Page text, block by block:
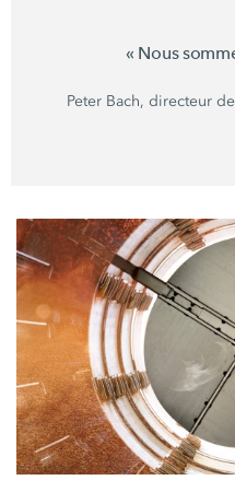
« Nous
Peter Bach, directeur